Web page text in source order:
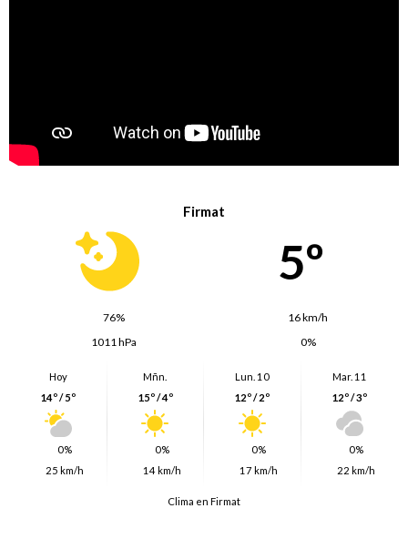
Firmat
5º
76%
16 km/h
1011 hPa
0%
Hoy
14º / 5º
0%
25 km/h
Mñn.
15º / 4º
0%
14 km/h
Lun. 10
12º / 2º
0%
17 km/h
Mar. 11
12º / 3º
0%
22 km/h
Clima en Firmat